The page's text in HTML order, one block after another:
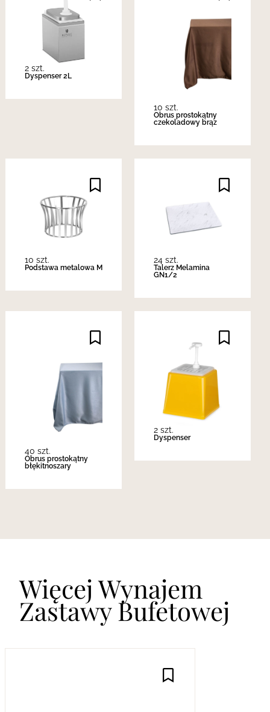
2 szt.
Dyspenser 2L
10 szt.
Obrus prostokątny
czekoladowy brąz
10 szt.
Podstawa metalowa M
24 szt.
Talerz Melamina
GN1/2
40 szt.
Obrus prostokątny
błękitnoszary
2 szt.
Dyspenser
Więcej Wynajem
Zastawy Bufetowej